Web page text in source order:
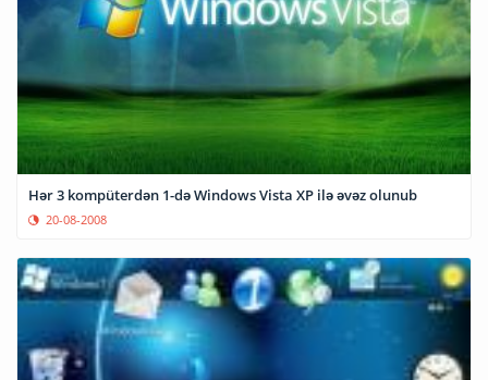
Hər 3 kompüterdən 1-də Windows Vista XP ilə əvəz olunub
20-08-2008